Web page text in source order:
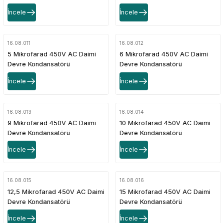
İncele İncele
16.08.011
5 Mikrofarad 450V AC Daimi
Devre Kondansatörü
İncele
16.08.012
6 Mikrofarad 450V AC Daimi
Devre Kondansatörü
İncele
16.08.013
9 Mikrofarad 450V AC Daimi
Devre Kondansatörü
İncele
16.08.014
10 Mikrofarad 450V AC Daimi
Devre Kondansatörü
İncele
16.08.015
12,5 Mikrofarad 450V AC Daimi
Devre Kondansatörü
İncele
16.08.016
15 Mikrofarad 450V AC Daimi
Devre Kondansatörü
İncele